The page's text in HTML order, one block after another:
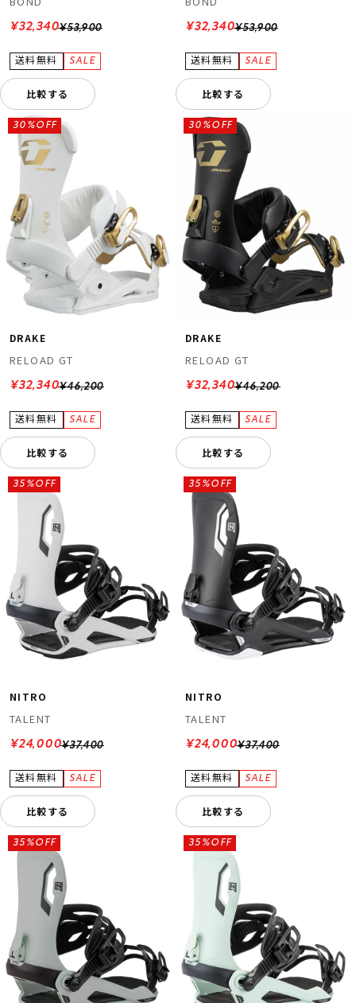
¥53,900
¥32,340
比較する
¥53,900
¥32,340
比較する
DRAKE
RELOAD GT
¥46,200
30%OFF
¥32,340
比較する
DRAKE
RELOAD GT
¥46,200
30%OFF
¥32,340
比較する
NITRO
TALENT
¥37,400
35%OFF
¥24,000
比較する
NITRO
TALENT
¥37,400
35%OFF
¥24,000
比較する
35%OFF 35%OFF